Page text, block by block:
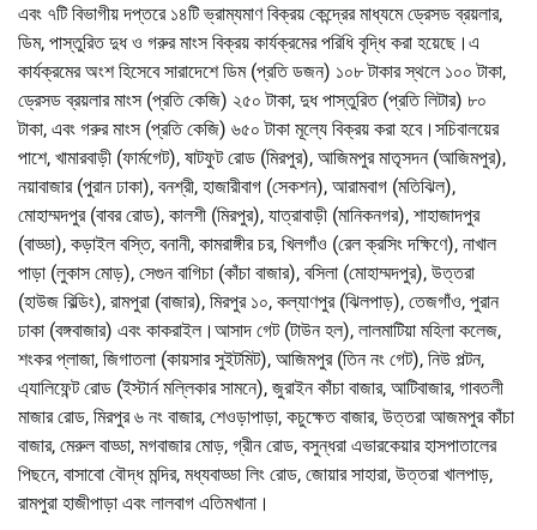
এবং ৭টি বিভাগীয় দপ্তরে ১৪টি ভ্রাম্যমাণ বিক্রয় কেন্দ্রের মাধ্যমে ড্রেসড ব্রয়লার,
ডিম, পাস্তুরিত দুধ ও গরুর মাংস বিক্রয় কার্যক্রমের পরিধি বৃদ্ধি করা হয়েছে।এ
কার্যক্রমের অংশ হিসেবে সারাদেশে ডিম (প্রতি ডজন) ১০৮ টাকার স্থলে ১০০ টাকা,
ড্রেসড ব্রয়লার মাংস (প্রতি কেজি) ২৫০ টাকা, দুধ পাস্তুরিত (প্রতি লিটার) ৮০
টাকা, এবং গরুর মাংস (প্রতি কেজি) ৬৫০ টাকা মূল্যে বিক্রয় করা হবে।সচিবালয়ের
পাশে, খামারবাড়ী (ফার্মগেট), ষাটফুট রোড (মিরপুর), আজিমপুর মাতৃসদন (আজিমপুর),
নয়াবাজার (পুরান ঢাকা), বনশ্রী, হাজারীবাগ (সেকশন), আরামবাগ (মতিঝিল),
মোহাম্মদপুর (বাবর রোড), কালশী (মিরপুর), যাত্রাবাড়ী (মানিকনগর), শাহাজাদপুর
(বাড্ডা), কড়াইল বস্তি, বনানী, কামরাঙ্গীর চর, খিলগাঁও (রেল ক্রসিং দক্ষিণে), নাখাল
পাড়া (লুকাস মোড়), সেগুন বাগিচা (কাঁচা বাজার), বসিলা (মোহাম্মদপুর), উত্তরা
(হাউজ বিল্ডিং), রামপুরা (বাজার), মিরপুর ১০, কল্যাণপুর (ঝিলপাড়), তেজগাঁও, পুরান
ঢাকা (বঙ্গবাজার) এবং কাকরাইল।আসাদ গেট (টাউন হল), লালমাটিয়া মহিলা কলেজ,
শংকর প্লাজা, জিগাতলা (কায়সার সুইটমিট), আজিমপুর (তিন নং গেট), নিউ পল্টন,
এ্যালিফেন্ট রোড (ইস্টার্ন মল্লিকার সামনে), জুরাইন কাঁচা বাজার, আটিবাজার, গাবতলী
মাজার রোড, মিরপুর ৬ নং বাজার, শেওড়াপাড়া, কচুক্ষেত বাজার, উত্তরা আজমপুর কাঁচা
বাজার, মেরুল বাড্ডা, মগবাজার মোড়, গ্রীন রোড, বসুন্ধরা এভারকেয়ার হাসপাতালের
পিছনে, বাসাবো বৌদ্ধ মন্দির, মধ্যবাড্ডা লিং রোড, জোয়ার সাহারা, উত্তরা খালপাড়,
রামপুরা হাজীপাড়া এবং লালবাগ এতিমখানা।